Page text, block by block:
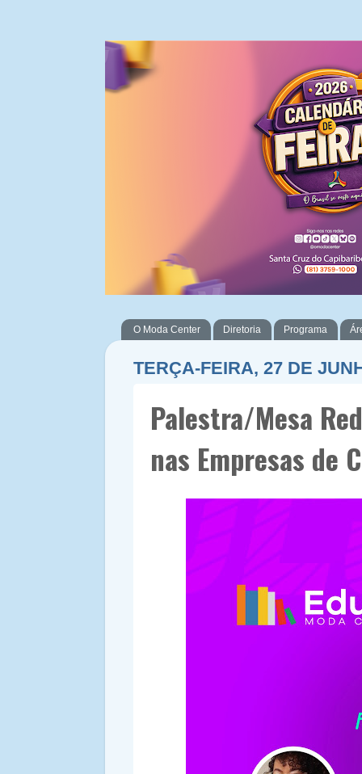
O Moda Center Diretoria Programa
TERÇA-FEIRA, 27 DE
Palestra/Mesa
nas Empresas de